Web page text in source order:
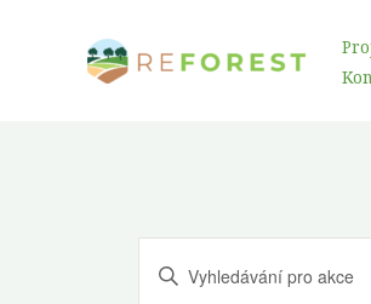
pro
Zadejte